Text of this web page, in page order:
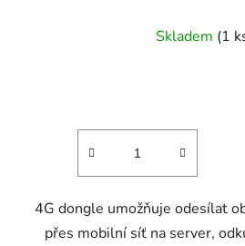
Skladem (1
4G dongle umožňuje odesílat
přes mobilní síť na server,